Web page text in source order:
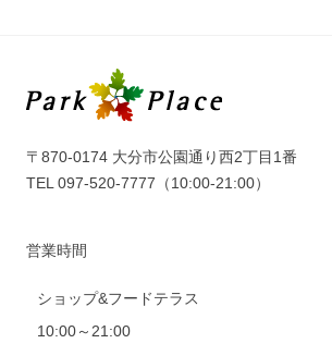
〒870-0174 大分市公園通り西2丁目1番
TEL 097-520-7777 （10:00-21:00）
営業時間
ショップ&フードテラス
10:00～21:00